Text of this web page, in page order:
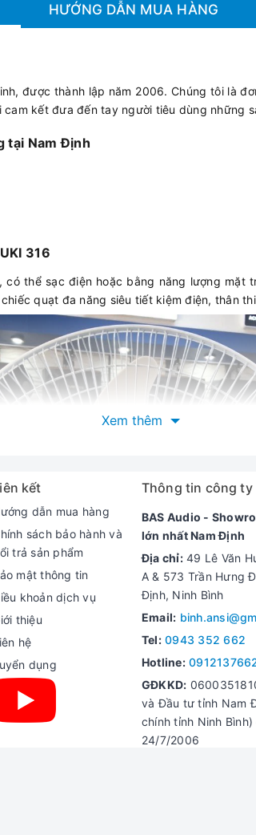
HƯỚNG DẪN MUA HÀNG
được thành lập năm 2006. Chúng tôi là
kết đưa đến tay người tiêu dùng những
tại Nam Định
316
thể sạc điện hoặc bằng năng lượng
quạt đa năng siêu tiết kiệm điện, thân
Xem thêm
kết
dẫn mua hàng
sách bảo hành và
trả sản phẩm
mật thông tin
khoản dịch vụ
thiệu
hệ
dụng
Thông tin công ty
BAS Audio -
lớn nhất Nam Định
Địa chỉ:49 Lê Văn
A & 573 Trần Hưng
Định, Ninh Bình
Email:
Tel: 0943 352 662
Hotline:
GĐKKD:
và Đầu tư tỉnh Nam
chính tỉnh Ninh
24/7/2006